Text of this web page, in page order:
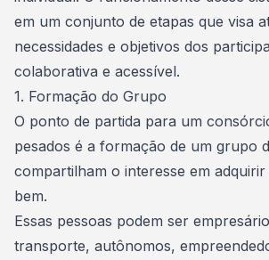
em um conjunto de etapas que visa
necessidades e objetivos dos
colaborativa e acessível.
1. Formação do Grupo
O ponto de partida para um
pesados é a formação de um grupo
compartilham o interesse em adquirir
bem.
Essas pessoas podem ser
transporte, autônomos,